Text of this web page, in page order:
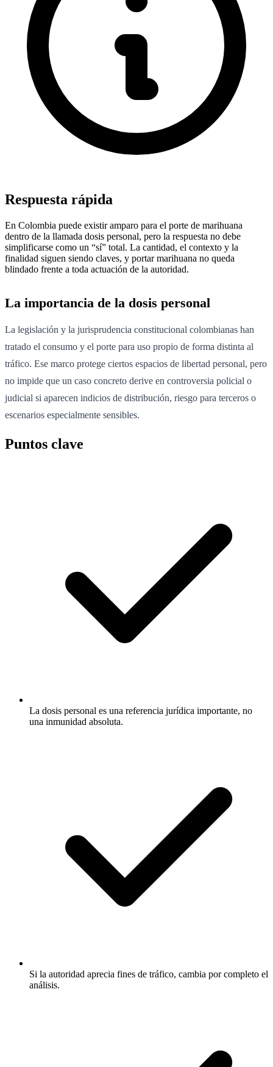
Respuesta rápida
En Colombia puede existir amparo para el porte de marihuana
dentro de la llamada dosis personal, pero la respuesta no debe
simplificarse como un “sí” total. La cantidad, el contexto y la
finalidad siguen siendo claves, y portar marihuana no queda
blindado frente a toda actuación de la autoridad.
La importancia de la dosis personal
La legislación y la jurisprudencia constitucional colombianas han
tratado el consumo y el porte para uso propio de forma distinta al
tráfico. Ese marco protege ciertos espacios de libertad personal, pero
no impide que un caso concreto derive en controversia policial o
judicial si aparecen indicios de distribución, riesgo para terceros o
escenarios especialmente sensibles.
Puntos clave
La dosis personal es una referencia jurídica importante, no
una inmunidad absoluta.
Si la autoridad aprecia fines de tráfico, cambia por completo el
análisis.